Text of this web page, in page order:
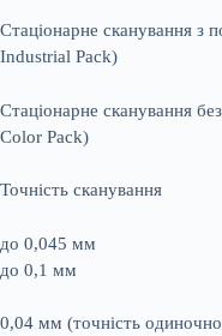
Стаціонарне сканування з
Industrial Pack)
Стаціонарне сканування
Color Pack)
Точність сканування
до 0,045 мм
до 0,1 мм
0,04 мм (точність